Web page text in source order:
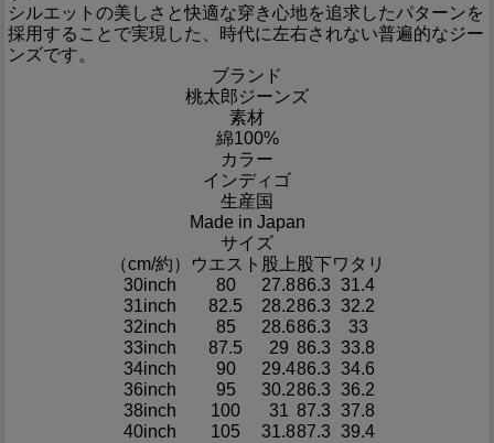
シルエットの美しさと快適な穿き心地を追求したパターンを
採用することで実現した、時代に左右されない普遍的なジー
ンズです。
ブランド
桃太郎ジーンズ
素材
綿100%
カラー
インディゴ
生産国
Made in Japan
サイズ
（cm/約）
ウエスト 股上股下 ワタリ
30inch
80 27.886.3 31.4
31inch
82.5 28.286.3 32.2
32inch
85 28.686.3
33
33inch
87.5 29 86.3 33.8
34inch
90 29.486.3 34.6
36inch
95 30.286.3 36.2
38inch
100 31 87.3 37.8
40inch
105 31.887.3 39.4